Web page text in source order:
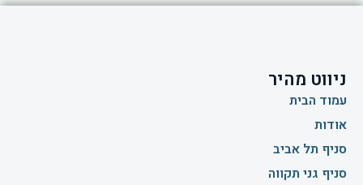
ניווט מהיר
עמוד הבית
אודות
סניף תל אביב
סניף גני תקווה